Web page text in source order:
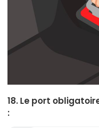
18. Le port
: